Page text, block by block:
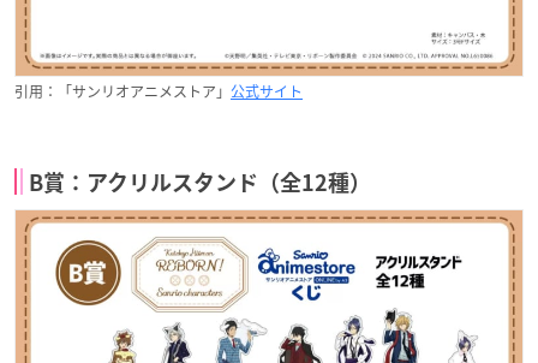
引用：「サンリオアニメストア」 公式サイト
B賞：アクリルスタンド（全12種）